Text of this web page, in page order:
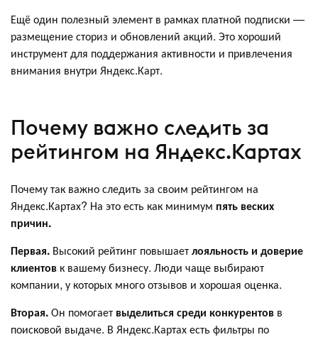
Ещё один полезный элемент в рамках платной подписки —
размещение сториз и обновлений акций. Это хороший
инструмент для поддержания активности и привлечения
внимания внутри Яндекс.Карт.
Почему важно следить за
рейтингом на Яндекс.Картах
Почему так важно следить за своим рейтингом на
Яндекс.Картах? На это есть как минимум пять веских
причин.
Первая. Высокий рейтинг повышаетлояльность и доверие
клиентов к вашему бизнесу. Люди чаще выбирают
компании, у которых много отзывов и хорошая оценка.
Вторая.Он помогает выделиться среди конкурентов в
поисковой выдаче. В Яндекс.Картах есть фильтры по